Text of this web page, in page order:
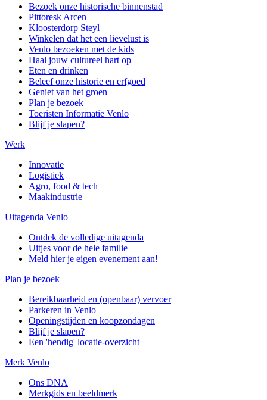
Bezoek onze historische binnenstad
Pittoresk Arcen
Kloosterdorp Steyl
Winkelen dat het een lievelust is
Venlo bezoeken met de kids
Haal jouw cultureel hart op
Eten en drinken
Beleef onze historie en erfgoed
Geniet van het groen
Plan je bezoek
Toeristen Informatie Venlo
Blijf je slapen?
Werk
Innovatie
Logistiek
Agro, food & tech
Maakindustrie
Uitagenda Venlo
Ontdek de volledige uitagenda
Uitjes voor de hele familie
Meld hier je eigen evenement aan!
Plan je bezoek
Bereikbaarheid en (openbaar) vervoer
Parkeren in Venlo
Openingstijden en koopzondagen
Blijf je slapen?
Een 'hendig' locatie-overzicht
Merk Venlo
Ons DNA
Merkgids en beeldmerk